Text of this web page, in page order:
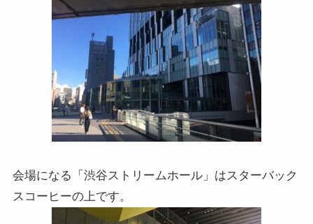
会場になる「渋谷ストリームホール」はスターバック
スコーヒーの上です。